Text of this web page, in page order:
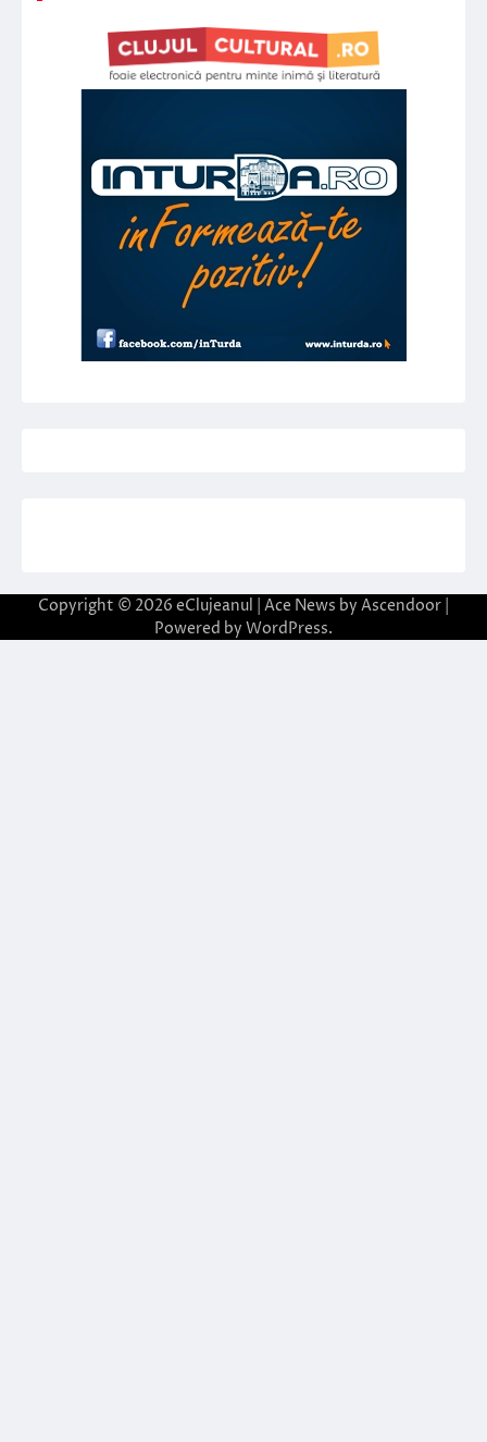
Copyright © 2026 eClujeanul | Ace News by Ascendoor
Powered by WordPress.